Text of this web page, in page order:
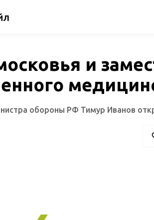
и
обороны РФ Тимур Иванов